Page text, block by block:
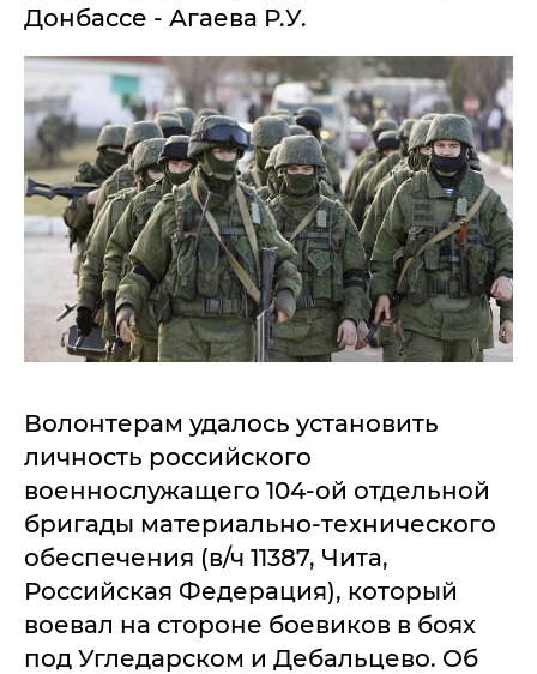
Донбассе - Агаева Р.У.
Волонтерам удалось установить
личность российского
военнослужащего 104-ой отдельной
бригады материально-технического
обеспечения (в/ч 11387, Чита,
Российская Федерация), который
воевал на стороне боевиков в боях
под Угледарском и Дебальцево. Об